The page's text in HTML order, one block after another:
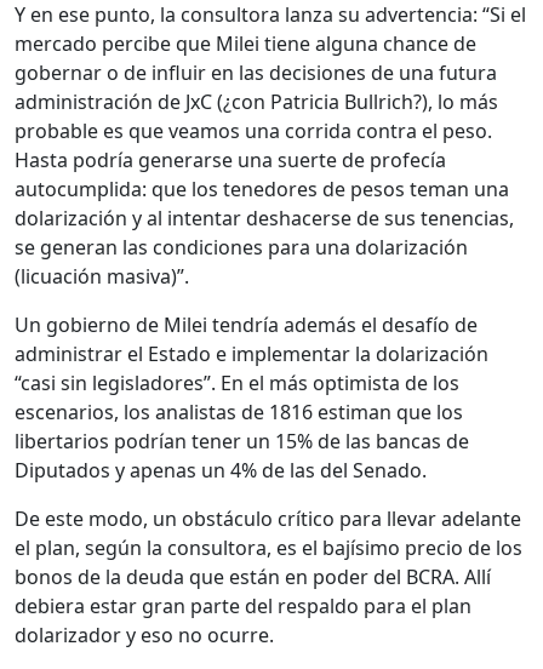
Y en ese punto, la consultora lanza su advertencia: “Si el
mercado percibe que Milei tiene alguna chance de
gobernar o de influir en las decisiones de una futura
administración de JxC (¿con Patricia Bullrich?), lo más
probable es que veamos una corrida contra el peso.
Hasta podría generarse una suerte de profecía
autocumplida: que los tenedores de pesos teman una
dolarización y al intentar deshacerse de sus tenencias,
se generan las condiciones para una dolarización
(licuación masiva)”.
Un gobierno de Milei tendría además el desafío de
administrar el Estado e implementar la dolarización
“casi sin legisladores”. En el más optimista de los
escenarios, los analistas de 1816 estiman que los
libertarios podrían tener un 15% de las bancas de
Diputados y apenas un 4% de las del Senado.
De este modo, un obstáculo crítico para llevar adelante
el plan, según la consultora, es el bajísimo precio de los
bonos de la deuda que están en poder del BCRA. Allí
debiera estar gran parte del respaldo para el plan
dolarizador y eso no ocurre.